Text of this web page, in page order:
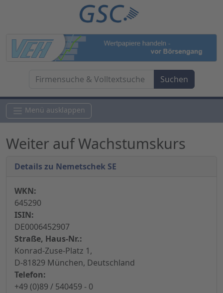
Menü ausklappen
Weiter auf Wachstumskurs
Details zu Nemetschek SE
WKN:
645290
ISIN:
DE0006452907
Straße, Haus-Nr.:
Konrad-Zuse-Platz 1,
D-81829 München, Deutschland
Telefon:
+49 (0)89 / 540459 - 0